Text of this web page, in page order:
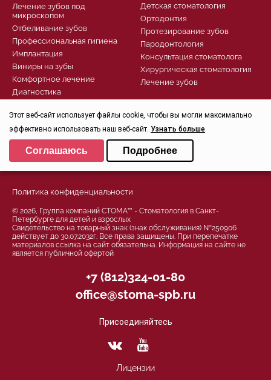
Лечение зубов под
микроскопом
Отбеливание зубов
Профессиональная гигиена
Имплантация
Виниры на зубы
Комфортное лечение
Диагностика
Детская стоматология
Ортодонтия
Протезирование зубов
Пародонтология
Консультация стоматолога
Хирургическая стоматология
Лечение зубов
Записаться
Заказать звонок
Задать вопрос
Контроль качества
Политика конфиденциальности
© 2026, Группа компаний СТОМА™ - Стоматология в Санкт-
Петербурге для детей и взрослых
Свидетельство на товарный знак (знак обслуживания) №250906
действует до 30.07.2032г. Все права защищены. При перепечатке
материалов ссылка на сайт обязательна. Информация на сайте не
является публичной офертой
+7 (812)324-01-80
office@stoma-spb.ru
Присоединяйтесь
Лицензии
Этот веб-сайт использует файлы cookie, чтобы вы могли максимально
эффективно использовать наш веб-сайт. Узнать больше
Выберите настройки cookie
Минимальные
Соглашаюсь Подробнее